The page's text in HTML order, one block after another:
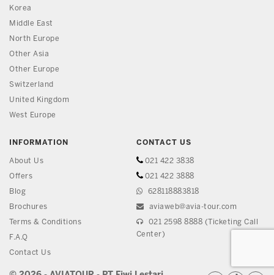
Korea
Middle East
North Europe
Other Asia
Other Europe
Switzerland
United Kingdom
West Europe
INFORMATION
About Us
Offers
Blog
Brochures
Terms & Conditions
F.A.Q
Contact Us
CONTACT US
021 422 3838
021 422 3888
628118883818
aviaweb@avia-tour.com
021 2598 8888 (Ticketing Call
Center)